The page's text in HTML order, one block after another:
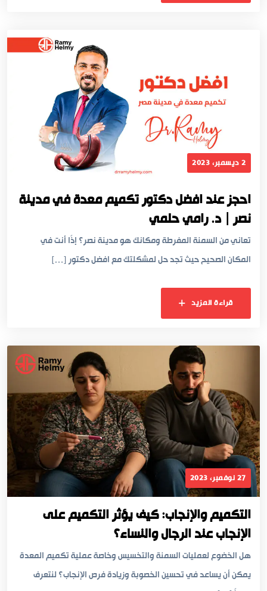
2 ديسمبر، 2023
احجز عند افضل دكتور تكميم معدة في مدينة
نصر | د. رامي حلمي
تعاني من السمنة المفرطة ومكانك هو مدينة نصر؟ إذًا أنت في
المكان الصحيح حيث تجد حل لمشكلتك مع افضل دكتور […]
قراءة المزيد
27 نوفمبر، 2023
التكميم والإنجاب: كيف يؤثر التكميم على
الإنجاب عند الرجال والنساء؟
هل الخضوع لعمليات السمنة والتخسيس وخاصة عملية تكميم المعدة
يمكن أن يساعد في تحسين الخصوبة وزيادة فرص الإنجاب؟ لنتعرف